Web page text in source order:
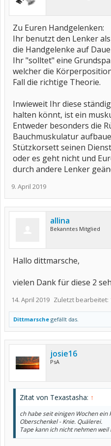
Zu Euren Handgelenken:
Ihr benutzt den Lenker
die Handgelenke auf
Ihr "solltet" eine
welcher die
Fall die richtige Theorie.
Inwieweit Ihr diese
halten könnt, ist ein
Entweder besonders die
Bauchmuskulatur
Stützkorsett seinen
oder es geht nicht und
durch andere Lenker
9. April 2019
allina
Bekanntes Mitglied
Hallo dittmarsche,
vielen Dank für diese 2
14. April 2019 Zuletzt bearbeitet:
Dittmarsche gefällt das.
josie16
PsA
Zitat von Texastasha: ↑
ch habe seit einigen Wochen
Oberschenkel - Knie. Quälerei.
Tape kann ich nicht nehmen